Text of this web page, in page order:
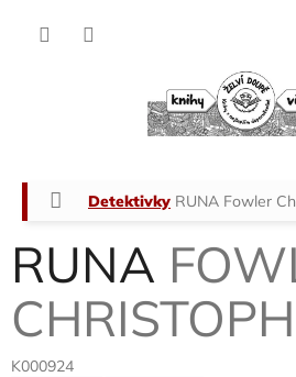
Domů
Detektivky RUNA Fowler
RUNA
K000924